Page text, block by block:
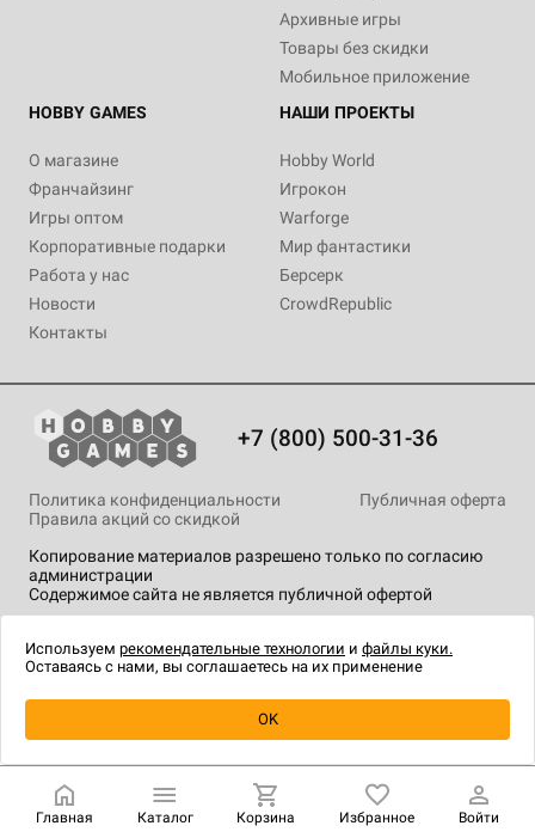
Архивные игры
Товары без скидки
Мобильное приложение
HOBBY GAMES
О магазине
Франчайзинг
Игры оптом
Корпоративные подарки
Работа у нас
Новости
Контакты
НАШИ ПРОЕКТЫ
Hobby World
Игрокон
Warforge
Мир фантастики
Берсерк
CrowdRepublic
+7 (800) 500-31-36
Копирование материалов разрешено только по согласию
администрации
Содержимое сайта не является публичной офертой
Политика конфиденциальности
Публичная оферта
Правила акций со скидкой
технологии.
Главная Каталог Корзина Избранное Войти
Используем рекомендательные технологии и файлы куки.
Оставаясь с нами, вы соглашаетесь на их применение
OK